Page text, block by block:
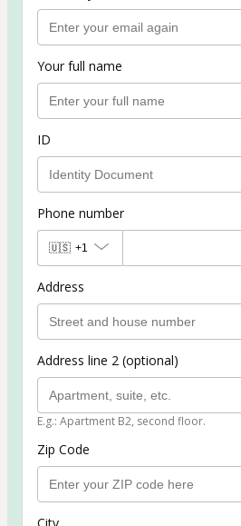
Your full name
ID
Phone number
🇺🇸 +1
Address
Address line 2 (optional)
E.g.: Apartment B2, second floor.
Zip Code
City